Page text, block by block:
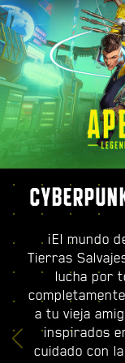
¡El mundo
Tierras
lucha por
a tu vieja
inspirados
cuidado con